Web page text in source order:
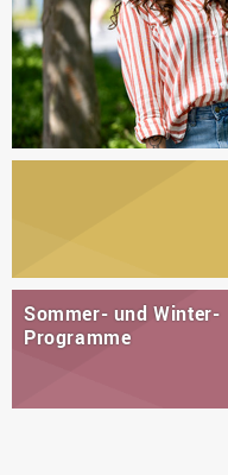
Sommer- und Winter-
Programme